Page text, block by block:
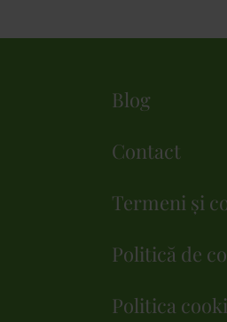
Blog
Contact
Termeni și
Politică de
Politica